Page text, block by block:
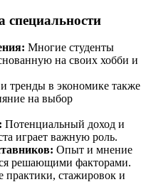
Многие студенты
на своих хобби и
тренды в экономике также
на выбор
Потенциальный доход и
играет важную роль.
Опыт и мнение
решающими факторами.
практики, стажировок и